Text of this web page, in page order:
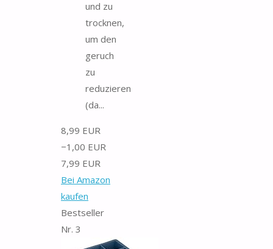
und zu
trocknen,
um den
geruch
zu
reduzieren
(da...
8,99 EUR
−1,00 EUR
7,99 EUR
Bei Amazon
kaufen
Bestseller
Nr. 3